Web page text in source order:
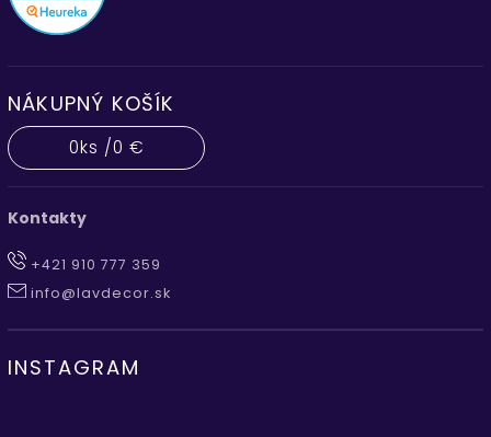
NÁKUPNÝ KOŠÍK
0ks /0 €
Kontakty
+421 910 777 359
info@lavdecor.sk
INSTAGRAM